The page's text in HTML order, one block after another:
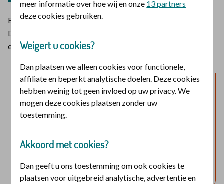
Bij deze cursussen krijgt u advies over gewicht verliezen. Bij
De christelijke zorgverzekeraar kunt u een vergoeding voor
een cursus afvallen vanuit de aanvullende verzekering. .
Laat mijn verzekering zien
Log in en bekijk welke vergoedingen en voorwaarden
Geen DigiD? Vraag aan
meer informatie over hoe wij en onze 13 partners
deze cookies gebruiken.
Weigert u cookies?
Dan plaatsen we alleen cookies voor functionele,
affiliate en beperkt analytische doelen. Deze cookies
hebben weinig tot geen invloed op uw privacy. We
mogen deze cookies plaatsen zonder uw
toestemming.
Akkoord met cookies?
Dan geeft u ons toestemming om ook cookies te
plaatsen voor uitgebreid analytische, advertentie en